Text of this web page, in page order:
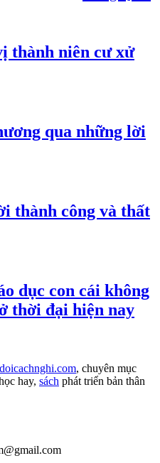
thành niên cư xử
qua những lời
thành công và thất
dục con cái không
thời đại hiện nay
, chuyên mục
hay, sách phát triển bản thân